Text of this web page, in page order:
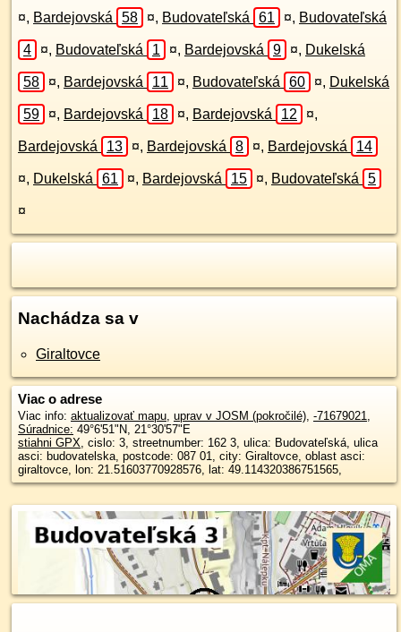
¤, Bardejovská 58 ¤, Budovateľská 61 ¤, Budovateľská
4 ¤, Budovateľská 1 ¤, Bardejovská 9 ¤, Dukelská
58 ¤, Bardejovská 11 ¤, Budovateľská 60 ¤, Dukelská
59 ¤, Bardejovská 18 ¤, Bardejovská 12 ¤,
Bardejovská 13 ¤, Bardejovská 8 ¤, Bardejovská 14
¤, Dukelská 61 ¤, Bardejovská 15 ¤, Budovateľská 5
¤
Nachádza sa v
Giraltovce
Viac o adrese
Viac info: aktualizovať mapu, uprav v JOSM (pokročilé), -71679021,
Súradnice: 49°6'51"N, 21°30'57"E
stiahni GPX, cislo: 3, streetnumber: 162 3, ulica: Budovateľská, ulica
asci: budovatelska, postcode: 087 01, city: Giraltovce, oblast asci:
giraltovce, lon: 21.51603770928576, lat: 49.114320386751565,